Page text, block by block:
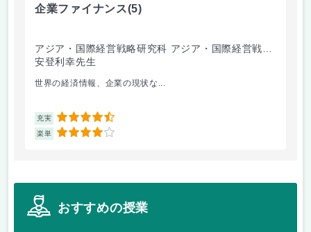
企業ファイナンス(5)
アジア・国際経営戦略研究科 アジア・国際経営戦略
専攻
安登利幸先生
世界の経済情報、企業の現状な...
充実 4.5
楽単 4
おすすめの授業